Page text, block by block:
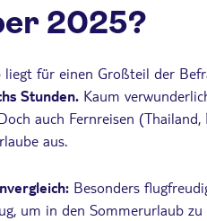
2025?
liegt für einen Großteil der
Stunden. Kaum
auch Fernreisen
aus.
Besonders
um in den Sommerurlaub